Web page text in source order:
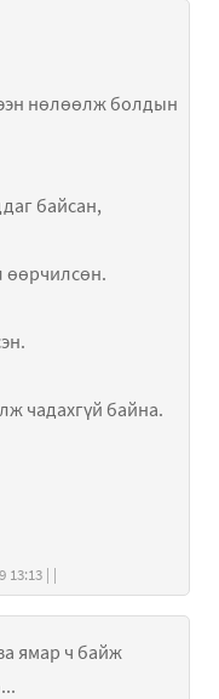
нөлөөлж болдын
байсан,
өөрчилсөн.
чадахгүй байна.
хэзээ бичсэн: 2011-07-29 13:13 | |
ямар ч байж